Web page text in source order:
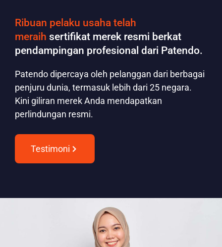
Ribuan pelaku usaha telah
meraih sertifikat merek resmi berkat
pendampingan profesional dari Patendo.
Patendo dipercaya oleh pelanggan dari berbagai
penjuru dunia, termasuk lebih dari 25 negara.
Kini giliran merek Anda mendapatkan
perlindungan resmi.
Testimoni